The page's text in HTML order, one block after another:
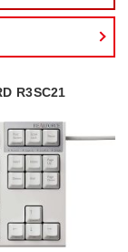
R3SC21